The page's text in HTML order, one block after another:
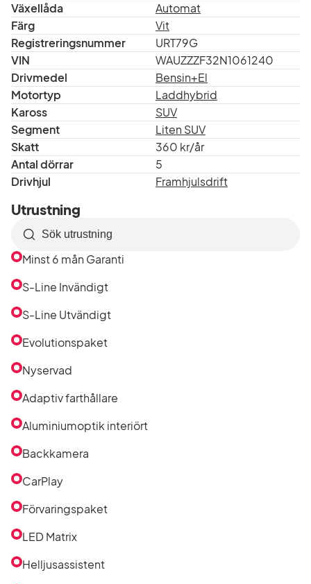
Växellåda
Automat
Färg
Vit
Registreringsnummer
URT79G
VIN
WAUZZZF32N1061240
Drivmedel
Bensin+El
Motortyp
Laddhybrid
Kaross
SUV
Segment
Liten SUV
Skatt
360 kr/år
Antal dörrar
5
Drivhjul
Framhjulsdrift
Utrustning
Sök
efter
i
Minst 6 mån Garanti
S-Line Invändigt
S-Line Utvändigt
Evolutionspaket
Nyservad
Adaptiv farthållare
Aluminiumoptik interiört
Backkamera
CarPlay
Förvaringspaket
LED Matrix
Helljusassistent